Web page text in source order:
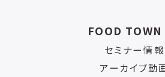
FOOD
セミナー情報
アーカイブ動